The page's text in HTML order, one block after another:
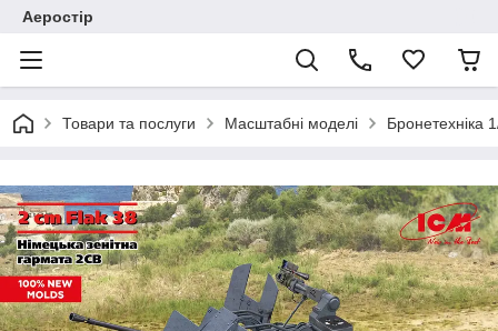
Аеростір
Товари та послуги Масштабні моделі Бронетехніка